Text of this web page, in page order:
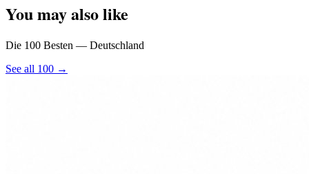
You may also like
Die 100 Besten — Deutschland
See all 100 →